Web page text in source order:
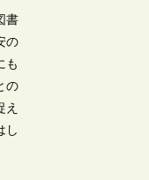
書
の
も
の
え
し